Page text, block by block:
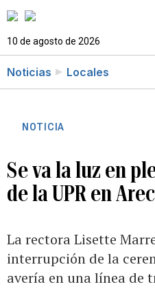
10 de agosto de 2026
Noticias Locales
NOTICIA
Se va la luz en
de la UPR en
La rectora Lisette
interrupción de la
avería en una línea de